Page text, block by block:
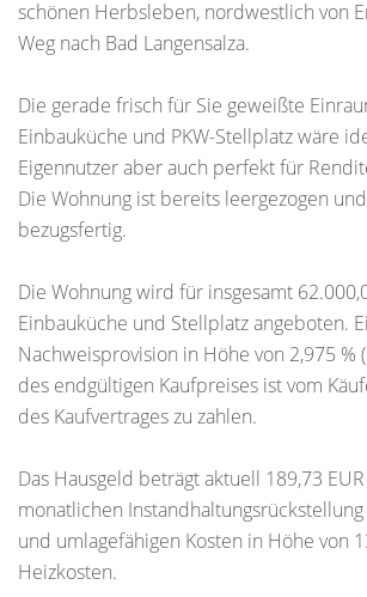
schönen Herbsleben, nordwestlich von
Weg nach Bad Langensalza.
Die gerade frisch für Sie geweißte
Einbauküche und PKW-Stellplatz wäre
Eigennutzer aber auch perfekt für
Die Wohnung ist bereits leergezogen
bezugsfertig.
Die Wohnung wird für insgesamt
Einbauküche und Stellplatz angeboten.
Nachweisprovision in Höhe von 2,975 %
des endgültigen Kaufpreises ist vom
des Kaufvertrages zu zahlen.
Das Hausgeld beträgt aktuell 189,73
monatlichen Instandhaltungsrückstellung
und umlagefähigen Kosten in Höhe von
Heizkosten.